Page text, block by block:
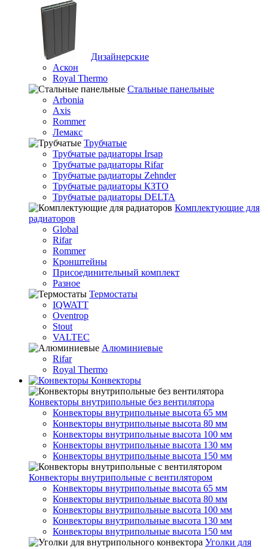
Дизайнерские
Аскон
Royal Thermo
Стальные панельные
Arbonia
Axis
Rommer
Лемакс
Трубчатые
Трубчатые радиаторы Irsap
Трубчатые радиаторы Rifar
Трубчатые радиаторы Zehnder
Трубчатые радиаторы КЗТО
Трубчатые радиаторы DELTA
Комплектующие для
радиаторов
Global
Rifar
Rommer
Кронштейны
Присоединительный комплект
Разное
Термостаты
IQWATT
Oventrop
Stout
VALTEC
Алюминиевые
Rifar
Royal Thermo
Конвекторы
Конвекторы внутрипольные без вентилятора
Конвекторы внутрипольные высота 65 мм
Конвекторы внутрипольные высота 80 мм
Конвекторы внутрипольные высота 100 мм
Конвекторы внутрипольные высота 130 мм
Конвекторы внутрипольные высота 150 мм
Конвекторы внутрипольные с вентилятором
Конвекторы внутрипольные высота 65 мм
Конвекторы внутрипольные высота 80 мм
Конвекторы внутрипольные высота 100 мм
Конвекторы внутрипольные высота 130 мм
Конвекторы внутрипольные высота 150 мм
Уголки для